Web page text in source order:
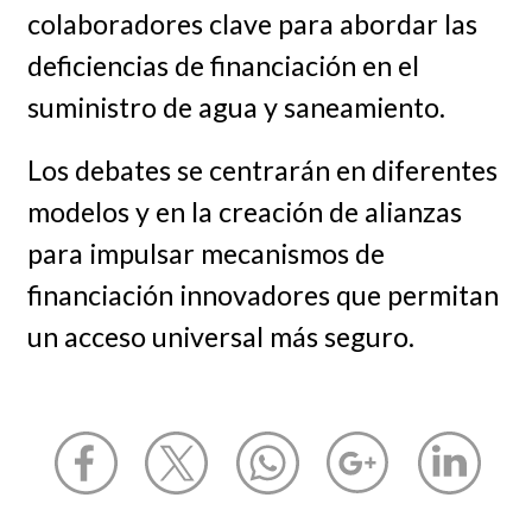
colaboradores clave para abordar las
deficiencias de financiación en el
suministro de agua y saneamiento.
Los debates se centrarán en diferentes
modelos y en la creación de alianzas
para impulsar mecanismos de
financiación innovadores que permitan
un acceso universal más seguro.